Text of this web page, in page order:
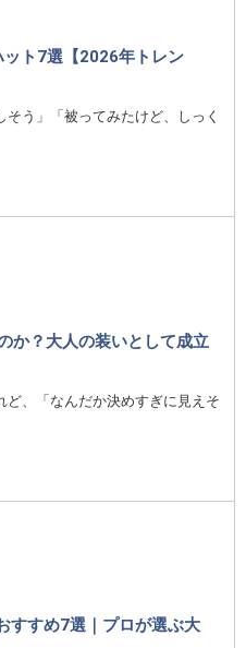
ト7選【2026年トレン
そう」「被ってみたけど、しっく
か？大人の装いとして成立
ど、「なんだか決めすぎに見えそ
すすめ7選｜プロが選ぶ大